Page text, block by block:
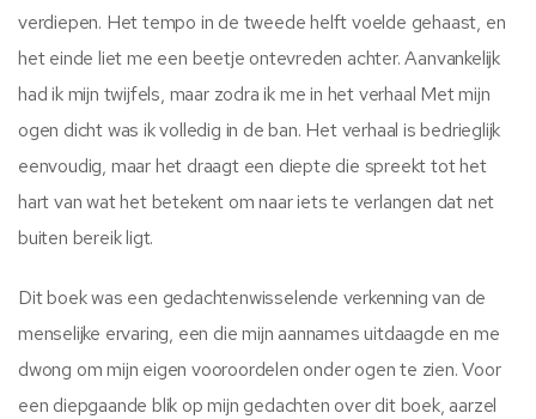
verdiepen. Het tempo in de tweede helft voelde gehaast, en
het einde liet me een beetje ontevreden achter. Aanvankelijk
had ik mijn twijfels, maar zodra ik me in het verhaal Met mijn
ogen dicht was ik volledig in de ban. Het verhaal is bedrieglijk
eenvoudig, maar het draagt een diepte die spreekt tot het
hart van wat het betekent om naar iets te verlangen dat net
buiten bereik ligt.
Dit boek was een gedachtenwisselende verkenning van de
menselijke ervaring, een die mijn aannames uitdaagde en me
dwong om mijn eigen vooroordelen onder ogen te zien. Voor
een diepgaande blik op mijn gedachten over dit boek, aarzel